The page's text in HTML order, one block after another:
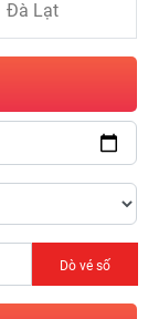
Đà Lạt
Dò vé số